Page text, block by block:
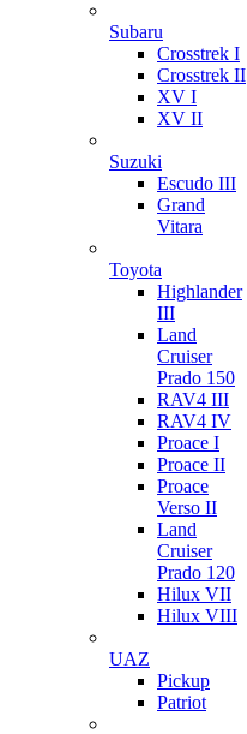
Subaru
Crosstrek I
Crosstrek II
XV I
XV II
Suzuki
Escudo III
Grand
Vitara
Toyota
Highlander
III
Land
Cruiser
Prado 150
RAV4 III
RAV4 IV
Proace I
Proace II
Proace
Verso II
Land
Cruiser
Prado 120
Hilux VII
Hilux VIII
UAZ
Pickup
Patriot